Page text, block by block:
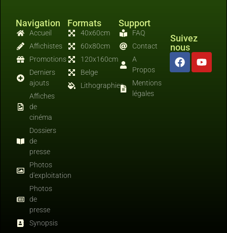
Navigation
Accueil
Affichistes
Promotions
Derniers
ajouts
Affiches
de
cinéma
Dossiers
de
presse
Photos
d'exploitation
Photos
de
presse
Synopsis
Formats
40x60cm
60x80cm
120x160cm
Belge
Lithographies
Support
FAQ
Contact
A
Propos
Mentions
légales
Suivez
nous